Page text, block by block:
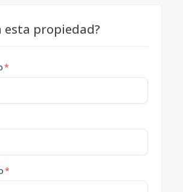
esta propiedad?
*
*